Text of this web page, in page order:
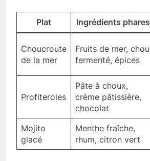
Plat Ingrédients phares
Choucroute
de la mer
Fruits de mer, chou
fermenté, épices
Profiteroles
Pâte à choux,
crème pâtissière,
chocolat
Mojito
glacé
Menthe fraîche,
rhum, citron vert